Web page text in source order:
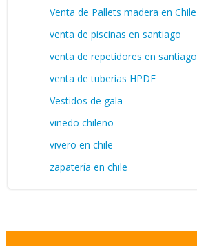
Venta de Pallets madera en Chile
venta de piscinas en santiago
venta de repetidores en santiago
venta de tuberías HPDE
Vestidos de gala
viñedo chileno
vivero en chile
zapatería en chile